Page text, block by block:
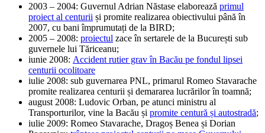
2003 – 2004: Guvernul Adrian Năstase elaborează primul
proiect al centurii și promite realizarea obiectivului până în
2007, cu bani împrumutați de la BIRD;
2005 – 2008: proiectul zace în sertarele de la București sub
guvernele lui Tăriceanu;
iunie 2008: Accident rutier grav în Bacău pe fondul lipsei
centurii ocolitoare
iulie 2008: sub guvernarea PNL, primarul Romeo Stavarache
promite realizarea centurii și demararea lucrărilor în toamnă;
august 2008: Ludovic Orban, pe atunci ministru al
Transporturilor, vine la Bacău și promite centură și autostradă;
iulie 2009: Romeo Stavarache, Dragoș Benea și Dorian